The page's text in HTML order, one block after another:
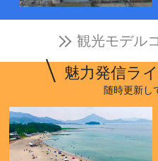
観光モデル
魅力発信ラ
随時更新し